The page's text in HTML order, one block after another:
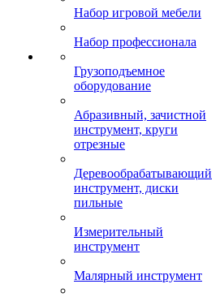
Набор игровой мебели
Набор профессионала
Грузоподъемное
оборудование
Абразивный, зачистной
инструмент, круги
отрезные
Деревообрабатывающий
инструмент, диски
пильные
Измерительный
инструмент
Малярный инструмент